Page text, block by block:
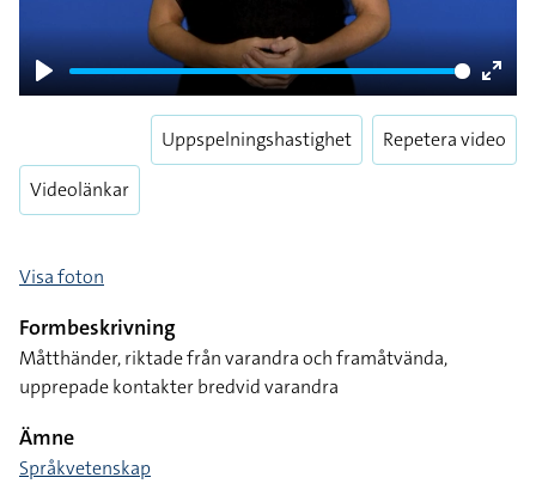
Play
Enter
Videolänkar
Uppspelningshastighet Repetera video
Visa foton
Formbeskrivning
Måtthänder, riktade från varandra och framåtvända,
upprepade kontakter bredvid varandra
Ämne
Språkvetenskap